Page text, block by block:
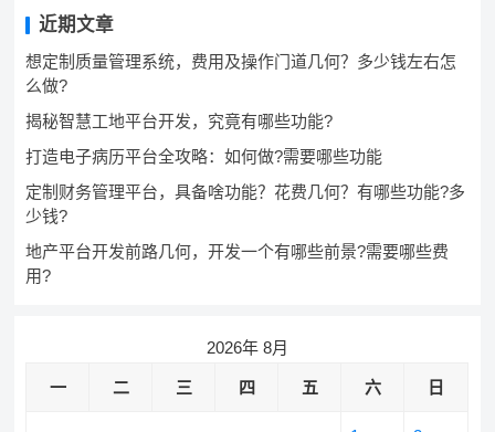
近期文章
想定制质量管理系统，费用及操作门道几何？多少钱左右怎
么做?
揭秘智慧工地平台开发，究竟有哪些功能?
打造电子病历平台全攻略：如何做?需要哪些功能
定制财务管理平台，具备啥功能？花费几何？有哪些功能?多
少钱?
地产平台开发前路几何，开发一个有哪些前景?需要哪些费
用?
2026年 8月
一 二 三 四 五 六 日